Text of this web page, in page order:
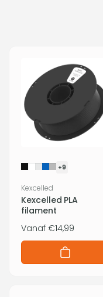
Verkoper:
Kexcelled
Kexcelled PLA
filament
Normale
prijs
Vanaf €14,99
+9